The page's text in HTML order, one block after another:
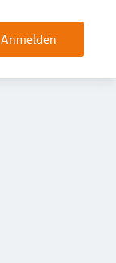
Anmelden